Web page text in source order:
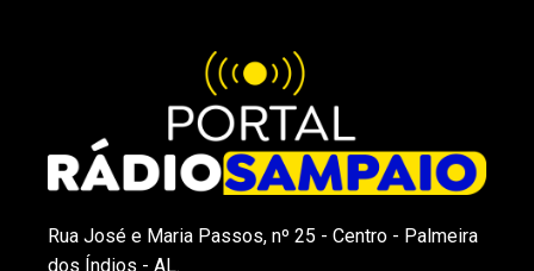
Rua José e Maria Passos, nº 25 - Centro - Palmeira
dos Índios - AL.